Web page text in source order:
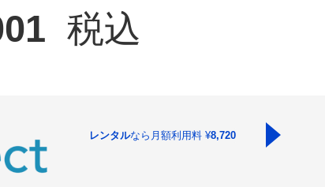
税込
レンタルなら月額利用料¥8,720